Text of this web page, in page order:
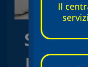
Scopri
più
Il